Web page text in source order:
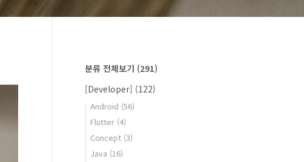
분류 전체보기 (291)
[Developer] (122)
Android (56)
Flutter (4)
Concept (3)
Java (16)